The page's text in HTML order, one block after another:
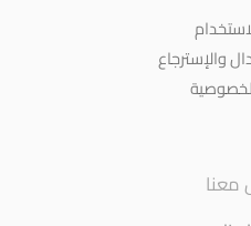
والإسترجاع
معنا